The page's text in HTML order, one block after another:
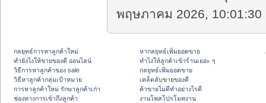
พฤษภาคม 2026, 10:01:30
กลยุทธ์การหาลูกค้าใหม่
ทํายังไงให้ขายของดี ออนไลน์
วิธีการหาลูกค้าของ sale
วิธีหาลูกค้ากลุ่มเป้าหมาย
การหาลูกค้าใหม่ รักษาลูกค้าเก่า
ช่องทางการเข้าถึงลูกค้า
หากลยุทธ์เพิ่มยอดขาย
ทําไงให้ลูกค้าเข้าร้านเยอะ ๆ
กลยุทธ์เพิ่มยอดขาย
เคล็ดลับขายของดี
ค้าขายไม่ดีทำอย่างไรดี
งานโพสโปรโมทงาน